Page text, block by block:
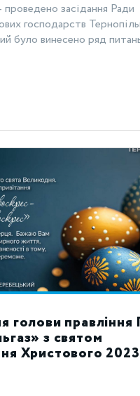
засідання Ради
господарств
було винесено ряд
голови
з святом
Христового